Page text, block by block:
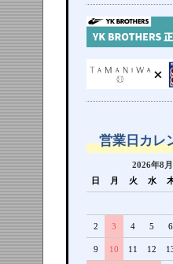
営業日カレ
2026年8月
日
月 火 水
2 3 4 5 6
9 10 11 12